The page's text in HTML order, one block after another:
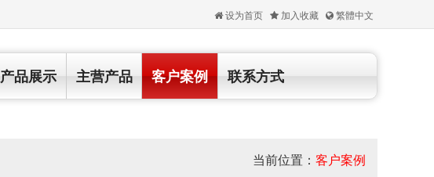
设为首页 加入收藏 繁體中文
产品展示 主营产品 客户案例 联系方式
当前位置： 客户案例